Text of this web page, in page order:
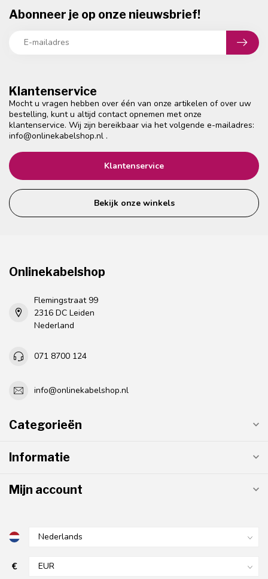
Klantenservice
Mocht u vragen hebben over één van onze artikelen of over uw
bestelling, kunt u altijd contact opnemen met onze
klantenservice. Wij zijn bereikbaar via het volgende e-mailadres:
info@onlinekabelshop.nl .
Klantenservice
Bekijk onze winkels
Abonneer je op onze nieuwsbrief!
Onlinekabelshop
Flemingstraat 99
2316 DC Leiden
Nederland
071 8700 124
info@onlinekabelshop.nl
Categorieën
Informatie
Mijn account
€